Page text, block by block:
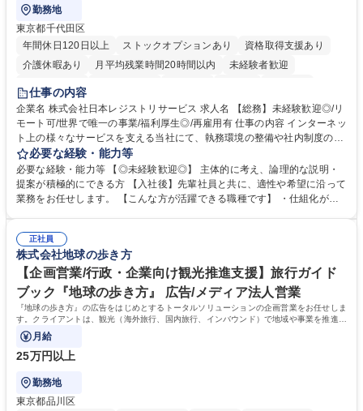
勤務地
東京都千代田区
年間休日120日以上
ストックオプションあり
資格取得支援あり
介護休暇あり
月平均残業時間20時間以内
未経験者歓迎
住宅手当あり
完全週休2日制
交通費支給 駅近5分以内 土日祝休み 服装自由
仕事の内容
企業名 株式会社日本レジストリサービス 求人名 【総務】未経験歓迎◎/リ
モート可/世界で唯一の事業/福利厚生◎/再雇用有 仕事の内容 インターネッ
ト上の様々なサービスを支える当社にて、執務環境の整備や社内制度の検
討、イベント運営などの幅広い業務を担当し、間接的に会社の生産性向上
や成長に貢献している部署です。 会社の全メンバーが安心して長く成果を
発揮できる環境を整えるために、毎日のメンテナンスや維持管理に加え、
新たな施策検討を積極的に行っていただき、会社全体を巻き込み課題解決
幅広い業務の体得が可能で、多様なキャリアパスを描くことも可能です。
募集職種 【総務】未経験歓迎◎/リモート可/世界で唯一の事業/福利厚生◎/
再雇用有
必要な経験・能力等
必要な経験・能力等 【◎未経験歓迎◎】 主体的に考え、論理的な説明・
提案が積極的にできる方 【入社後】先輩社員と共に、適性や希望に沿って
業務をお任せします。 【こんな方が活躍できる職種です】 ・仕組化が好
対処できる・新しいことに興味関心がある 【魅力】■自己啓発支援：資格
取得や通信教育など費用の80%（年間25万円まで）を補助 ■住宅手当：家
賃の50%（月額7万円まで）を補助 学歴・資格 学歴：大学院 大学 語学
力： 資格：
正社員
株式会社地球の歩き方
【企画営業/行政・企業向け観光推進支援】旅行ガイド
ブック『地球の歩き方』 広告/メディア法人営業
『地球の歩き方』の広告をはじめとするトータルソリューションの企画営業をお任せしま
す。クライアントは、観光（海外旅行、国内旅行、インバウンド）で地域や事業を推進し
たい国内外の行政や企業です。
月給
25万円以上
勤務地
東京都品川区